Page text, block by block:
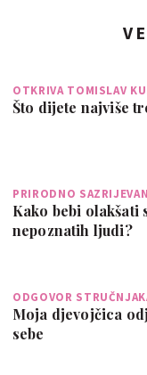
OTKRIVA TOMISLAV
Što dijete najviše
PRIRODNO
Kako bebi olakšati
nepoznatih ljudi?
ODGOVOR
Moja djevojčica
sebe